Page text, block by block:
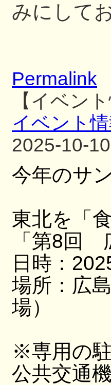
みにして
Permalink
【イベン
イベント
2025-10-10
今年のサ
東北を「
「第8回
日時：
場所：広
場）
※専用の
公共交通